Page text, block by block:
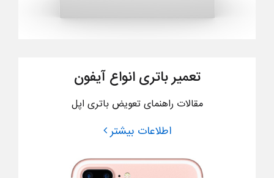
تعمیر باتری انواع آیفون
مقالات راهنمای تعویض باتری اپل
اطلاعات بیشتر